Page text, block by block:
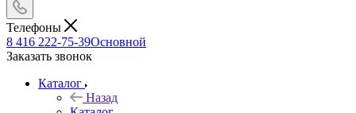
Телефоны
8 416 222-75-39Основной
Заказать звонок
Каталог
Назад